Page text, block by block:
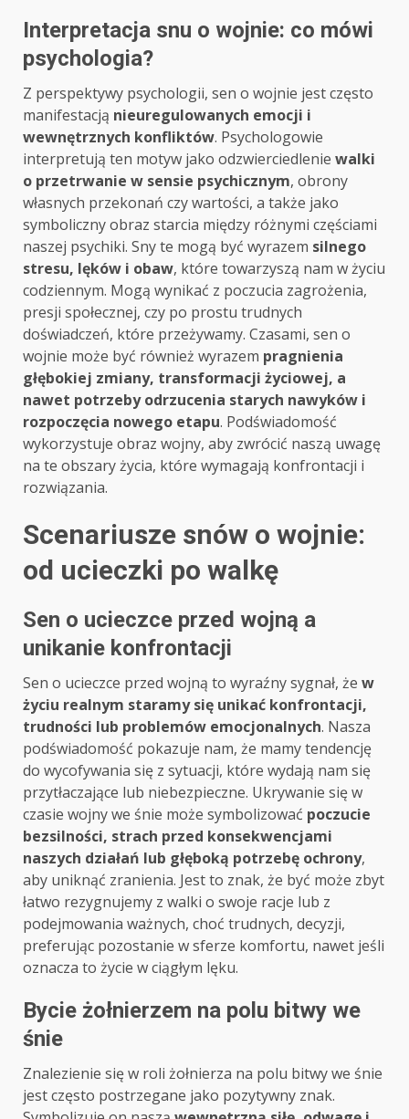
Interpretacja snu o wojnie: co mówi
psychologia?
Z perspektywy psychologii, sen o wojnie jest często
manifestacją nieuregulowanych emocji i
wewnętrznych konfliktów. Psychologowie
interpretują ten motyw jako odzwierciedlenie walki
o przetrwanie w sensie psychicznym, obrony
własnych przekonań czy wartości, a także jako
symboliczny obraz starcia między różnymi częściami
naszej psychiki. Sny te mogą być wyrazem silnego
stresu, lęków i obaw, które towarzyszą nam w życiu
codziennym. Mogą wynikać z poczucia zagrożenia,
presji społecznej, czy po prostu trudnych
doświadczeń, które przeżywamy. Czasami, sen o
wojnie może być również wyrazem pragnienia
głębokiej zmiany, transformacji życiowej, a
nawet potrzeby odrzucenia starych nawyków i
rozpoczęcia nowego etapu. Podświadomość
wykorzystuje obraz wojny, aby zwrócić naszą uwagę
na te obszary życia, które wymagają konfrontacji i
rozwiązania.
Scenariusze snów o wojnie:
od ucieczki po walkę
Sen o ucieczce przed wojną a
unikanie konfrontacji
Sen o ucieczce przed wojną to wyraźny sygnał, że w
życiu realnym staramy się unikać konfrontacji,
trudności lub problemów emocjonalnych. Nasza
podświadomość pokazuje nam, że mamy tendencję
do wycofywania się z sytuacji, które wydają nam się
przytłaczające lub niebezpieczne. Ukrywanie się w
czasie wojny we śnie może symbolizować poczucie
bezsilności, strach przed konsekwencjami
naszych działań lub głęboką potrzebę ochrony,
aby uniknąć zranienia. Jest to znak, że być może zbyt
łatwo rezygnujemy z walki o swoje racje lub z
podejmowania ważnych, choć trudnych, decyzji,
preferując pozostanie w sferze komfortu, nawet jeśli
oznacza to życie w ciągłym lęku.
Bycie żołnierzem na polu bitwy we
śnie
Znalezienie się w roli żołnierza na polu bitwy we śnie
jest często postrzegane jako pozytywny znak.